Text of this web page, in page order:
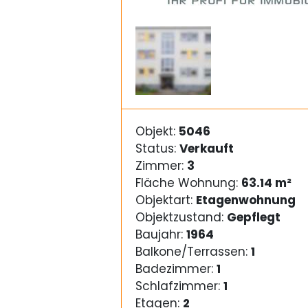
Objekt: 5046
Status: Verkauft
Zimmer: 3
Fläche Wohnung: 63.14 m²
Objektart: Etagenwohnung
Objektzustand: Gepflegt
Baujahr: 1964
Balkone/Terrassen: 1
Badezimmer: 1
Schlafzimmer: 1
Etagen: 2